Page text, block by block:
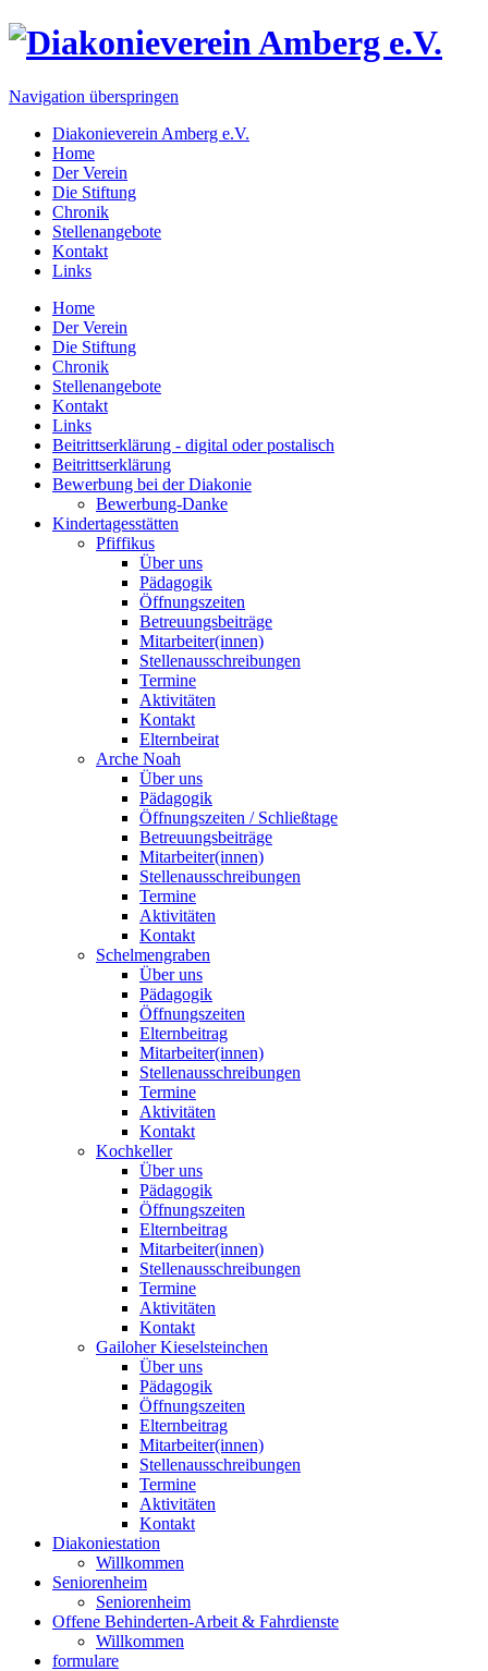
Navigation überspringen
Diakonieverein Amberg e.V.
Home
Der Verein
Die Stiftung
Chronik
Stellenangebote
Kontakt
Links
Home
Der Verein
Die Stiftung
Chronik
Stellenangebote
Kontakt
Links
Beitrittserklärung - digital oder postalisch
Beitrittserklärung
Bewerbung bei der Diakonie
Bewerbung-Danke
Kindertagesstätten
Pfiffikus
Über uns
Pädagogik
Öffnungszeiten
Betreuungsbeiträge
Mitarbeiter(innen)
Stellenausschreibungen
Termine
Aktivitäten
Kontakt
Elternbeirat
Arche Noah
Über uns
Pädagogik
Öffnungszeiten / Schließtage
Betreuungsbeiträge
Mitarbeiter(innen)
Stellenausschreibungen
Termine
Aktivitäten
Kontakt
Schelmengraben
Über uns
Pädagogik
Öffnungszeiten
Elternbeitrag
Mitarbeiter(innen)
Stellenausschreibungen
Termine
Aktivitäten
Kontakt
Kochkeller
Über uns
Pädagogik
Öffnungszeiten
Elternbeitrag
Mitarbeiter(innen)
Stellenausschreibungen
Termine
Aktivitäten
Kontakt
Gailoher Kieselsteinchen
Über uns
Pädagogik
Öffnungszeiten
Elternbeitrag
Mitarbeiter(innen)
Stellenausschreibungen
Termine
Aktivitäten
Kontakt
Diakoniestation
Willkommen
Seniorenheim
Seniorenheim
Offene Behinderten-Arbeit & Fahrdienste
Willkommen
formulare